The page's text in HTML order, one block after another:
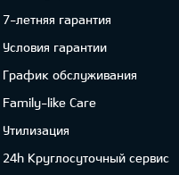
7-летняя гарантия
Условия гарантии
График обслуживания
Family-like Care
Утилизация
24h Круглосуточный сервис